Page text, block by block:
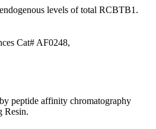
levels of total RCBTB1.
Cat# AF0248,
peptide affinity chromatography
Resin.